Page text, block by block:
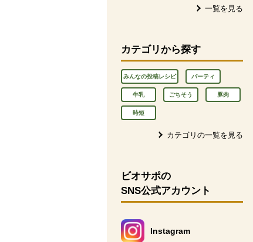
一覧を見る
カテゴリから探す
みんなの投稿レシピ パーティ
牛乳 ごちそう 豚肉
時短
カテゴリの一覧を見る
ビオサポの
SNS公式アカウント
Instagram
別のウィンドウで開きます。